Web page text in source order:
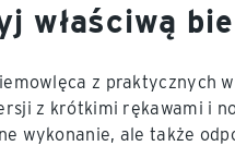
właściwą
z praktycznych
z krótkimi rękawami i
wykonanie, ale także